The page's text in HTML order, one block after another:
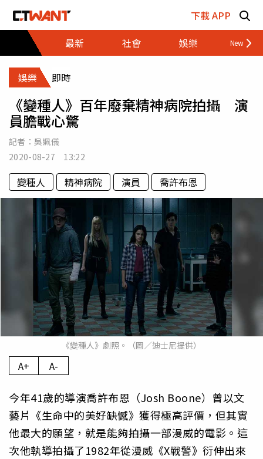
下載 APP
最新
社會 娛樂 財經
娛樂 即時
《變種人》百年廢棄精神病院拍攝 演
員膽戰心驚
記者： 吳姵儀
2020-08-27 13:22
變種人 精神病院 演員 喬許布恩
《變種人》劇照。（圖／迪士尼提供）
A+ A-
今年41歲的導演喬許布恩（Josh Boone）曾以文
藝片《生命中的美好缺憾》獲得極高評價，但其實
他最大的願望，就是能夠拍攝一部漫威的電影。這
次他執導拍攝了1982年從漫威《X戰警》衍伸出來